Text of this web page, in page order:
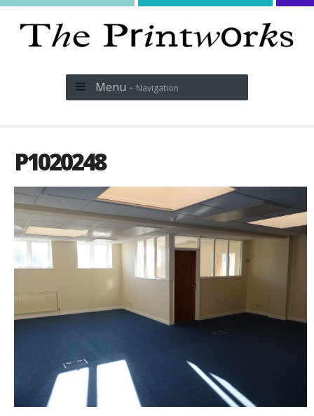
Menu - Navigation
P1020248